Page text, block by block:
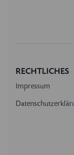
RECHTLICHES
Impressum